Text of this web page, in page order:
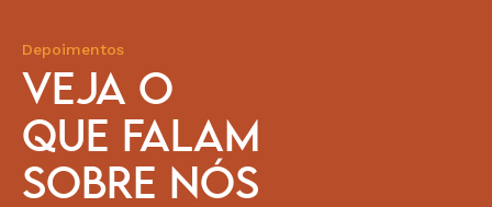
Depoimentos
VEJA O
QUE FALAM
SOBRE NÓS